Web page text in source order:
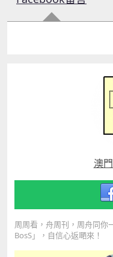
澳
周周看，舟周刊，周舟同你
BosS」，自信心返嗮來！